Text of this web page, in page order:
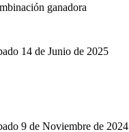
ganadora
14 de Junio de 2025
9 de Noviembre de 2024